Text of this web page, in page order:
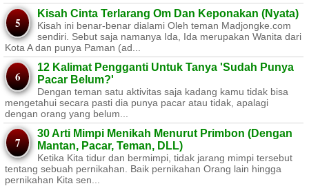
Kisah Cinta Terlarang Om Dan Keponakan (Nyata)
Kisah ini benar-benar dialami Oleh teman Madjongke.com
sendiri. Sebut saja namanya Ida, Ida merupakan Wanita dari
Kota A dan punya Paman (ad...
12 Kalimat Pengganti Untuk Tanya 'Sudah Punya
Pacar Belum?'
Dengan teman satu aktivitas saja kadang kamu tidak bisa
mengetahui secara pasti dia punya pacar atau tidak, apalagi
dengan orang yang belum...
30 Arti Mimpi Menikah Menurut Primbon (Dengan
Mantan, Pacar, Teman, DLL)
Ketika Kita tidur dan bermimpi, tidak jarang mimpi tersebut
tentang sebuah pernikahan. Baik pernikahan Orang lain hingga
pernikahan Kita sen...